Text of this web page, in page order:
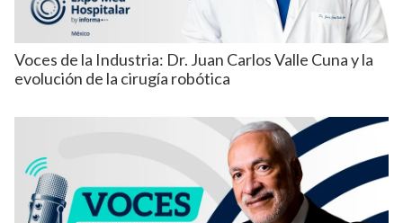
Voces de la Industria: Dr. Juan Carlos Valle Cuna y la
evolución de la cirugía robótica